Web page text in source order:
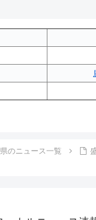
のニュース一覧